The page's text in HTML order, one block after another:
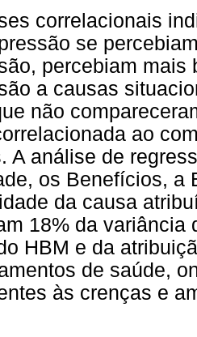
correlacionais
se
percebiam
a causas
não
ao
A análise de
os Benefícios, a
da causa
18% da variância
HBM e da
de saúde,
às crenças e